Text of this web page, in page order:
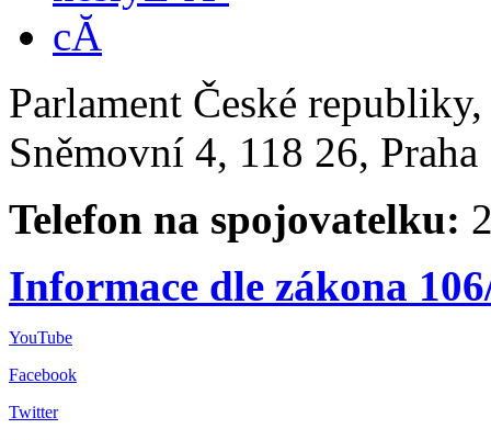
Parlament České
Sněmovní 4, 118 26,
Telefon na spojovatelku:
Informace dle zákona
YouTube
Facebook
Twitter